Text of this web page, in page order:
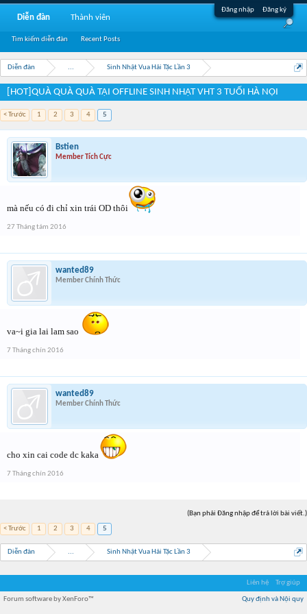
Đăng nhập Đăng ký
Diễn đàn ... Sinh Nhật Vua Hải Tặc Lần 3
[HOT]QUÀ QUÀ QUÀ TẠI OFFLINE SINH NHẬT VHT 3 TUỔI HÀ NỘI
< Trước 1 2 3 4 5
Bstien
Member Tích Cực
mà nếu có đi chỉ xin trái OD thôi
27 Tháng tám 2016
wanted89
Member Chính Thức
va~i gia lai lam sao
7 Tháng chín 2016
wanted89
Member Chính Thức
cho xin cai code dc kaka
7 Tháng chín 2016
(Bạn phải Đăng nhập để trả lời bài viết.)
< Trước
1 2 3 4 5
Diễn đàn ... Sinh Nhật Vua Hải Tặc Lần 3
Diễn đàn
Tìm kiếm diễn đàn Recent Posts
Thành viên
Liên hệ Trợ giúp
Quy định và Nội quy
Forum software by XenForo™